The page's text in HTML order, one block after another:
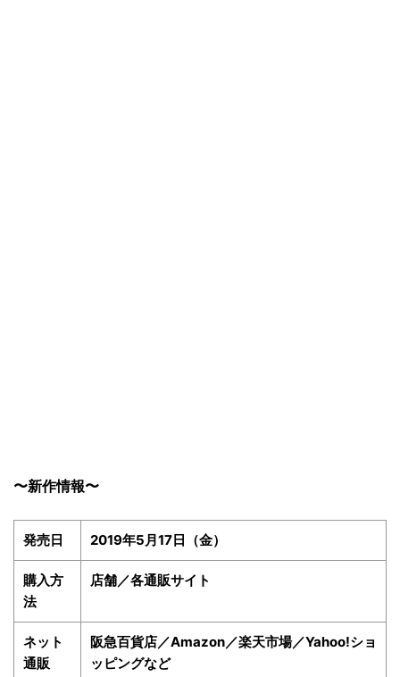
〜新作情報〜
発売日 2019年5月17日（金）
購入方
法
店舗／各通販サイト
ネット
通販
阪急百貨店／Amazon／楽天市場／Yahoo!ショ
ッピングなど